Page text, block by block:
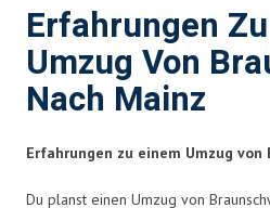
Erfahrungen
Umzug Von
Nach Mainz
Erfahrungen zu einem Umzug von
Du planst einen Umzug von